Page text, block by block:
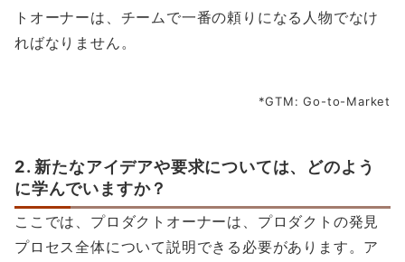
トオーナーは、チームで一番の頼りになる人物でなけ
ればなりません。
*GTM: Go-to-Market
2. 新たなアイデアや要求については、どのよう
に学んでいますか？
ここでは、プロダクトオーナーは、プロダクトの発見
プロセス全体について説明できる必要があります。ア